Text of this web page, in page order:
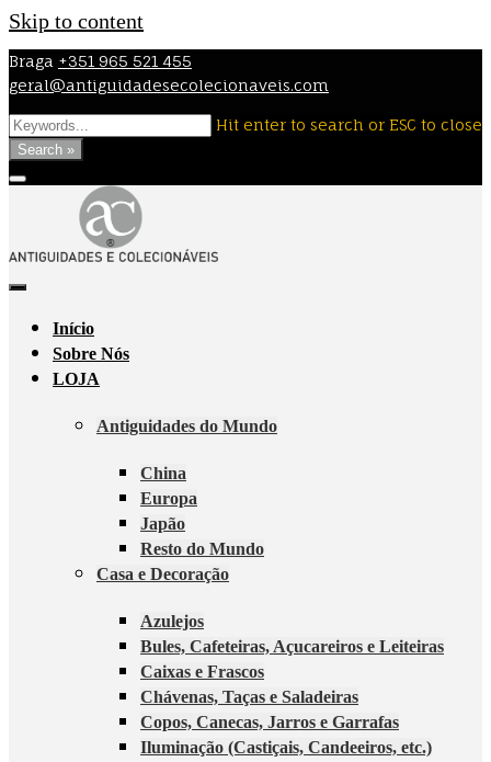
Skip to content
Braga +351 965 521 455
geral@antiguidadesecolecionaveis.com
Hit enter to search or ESC to close
Search »
Início
Sobre Nós
LOJA
Antiguidades do Mundo
China
Europa
Japão
Resto do Mundo
Casa e Decoração
Azulejos
Bules, Cafeteiras, Açucareiros e Leiteiras
Caixas e Frascos
Chávenas, Taças e Saladeiras
Copos, Canecas, Jarros e Garrafas
Iluminação (Castiçais, Candeeiros, etc.)